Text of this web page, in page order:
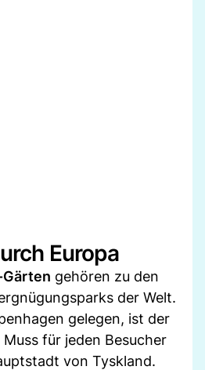
Europa
gehören zu den
der Welt.
gelegen, ist der
für jeden Besucher
von Tyskland.